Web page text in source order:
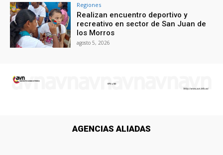
Regiones
Realizan encuentro deportivo y
recreativo en sector de San Juan de
los Morros
agosto 5, 2026
AGENCIAS ALIADAS